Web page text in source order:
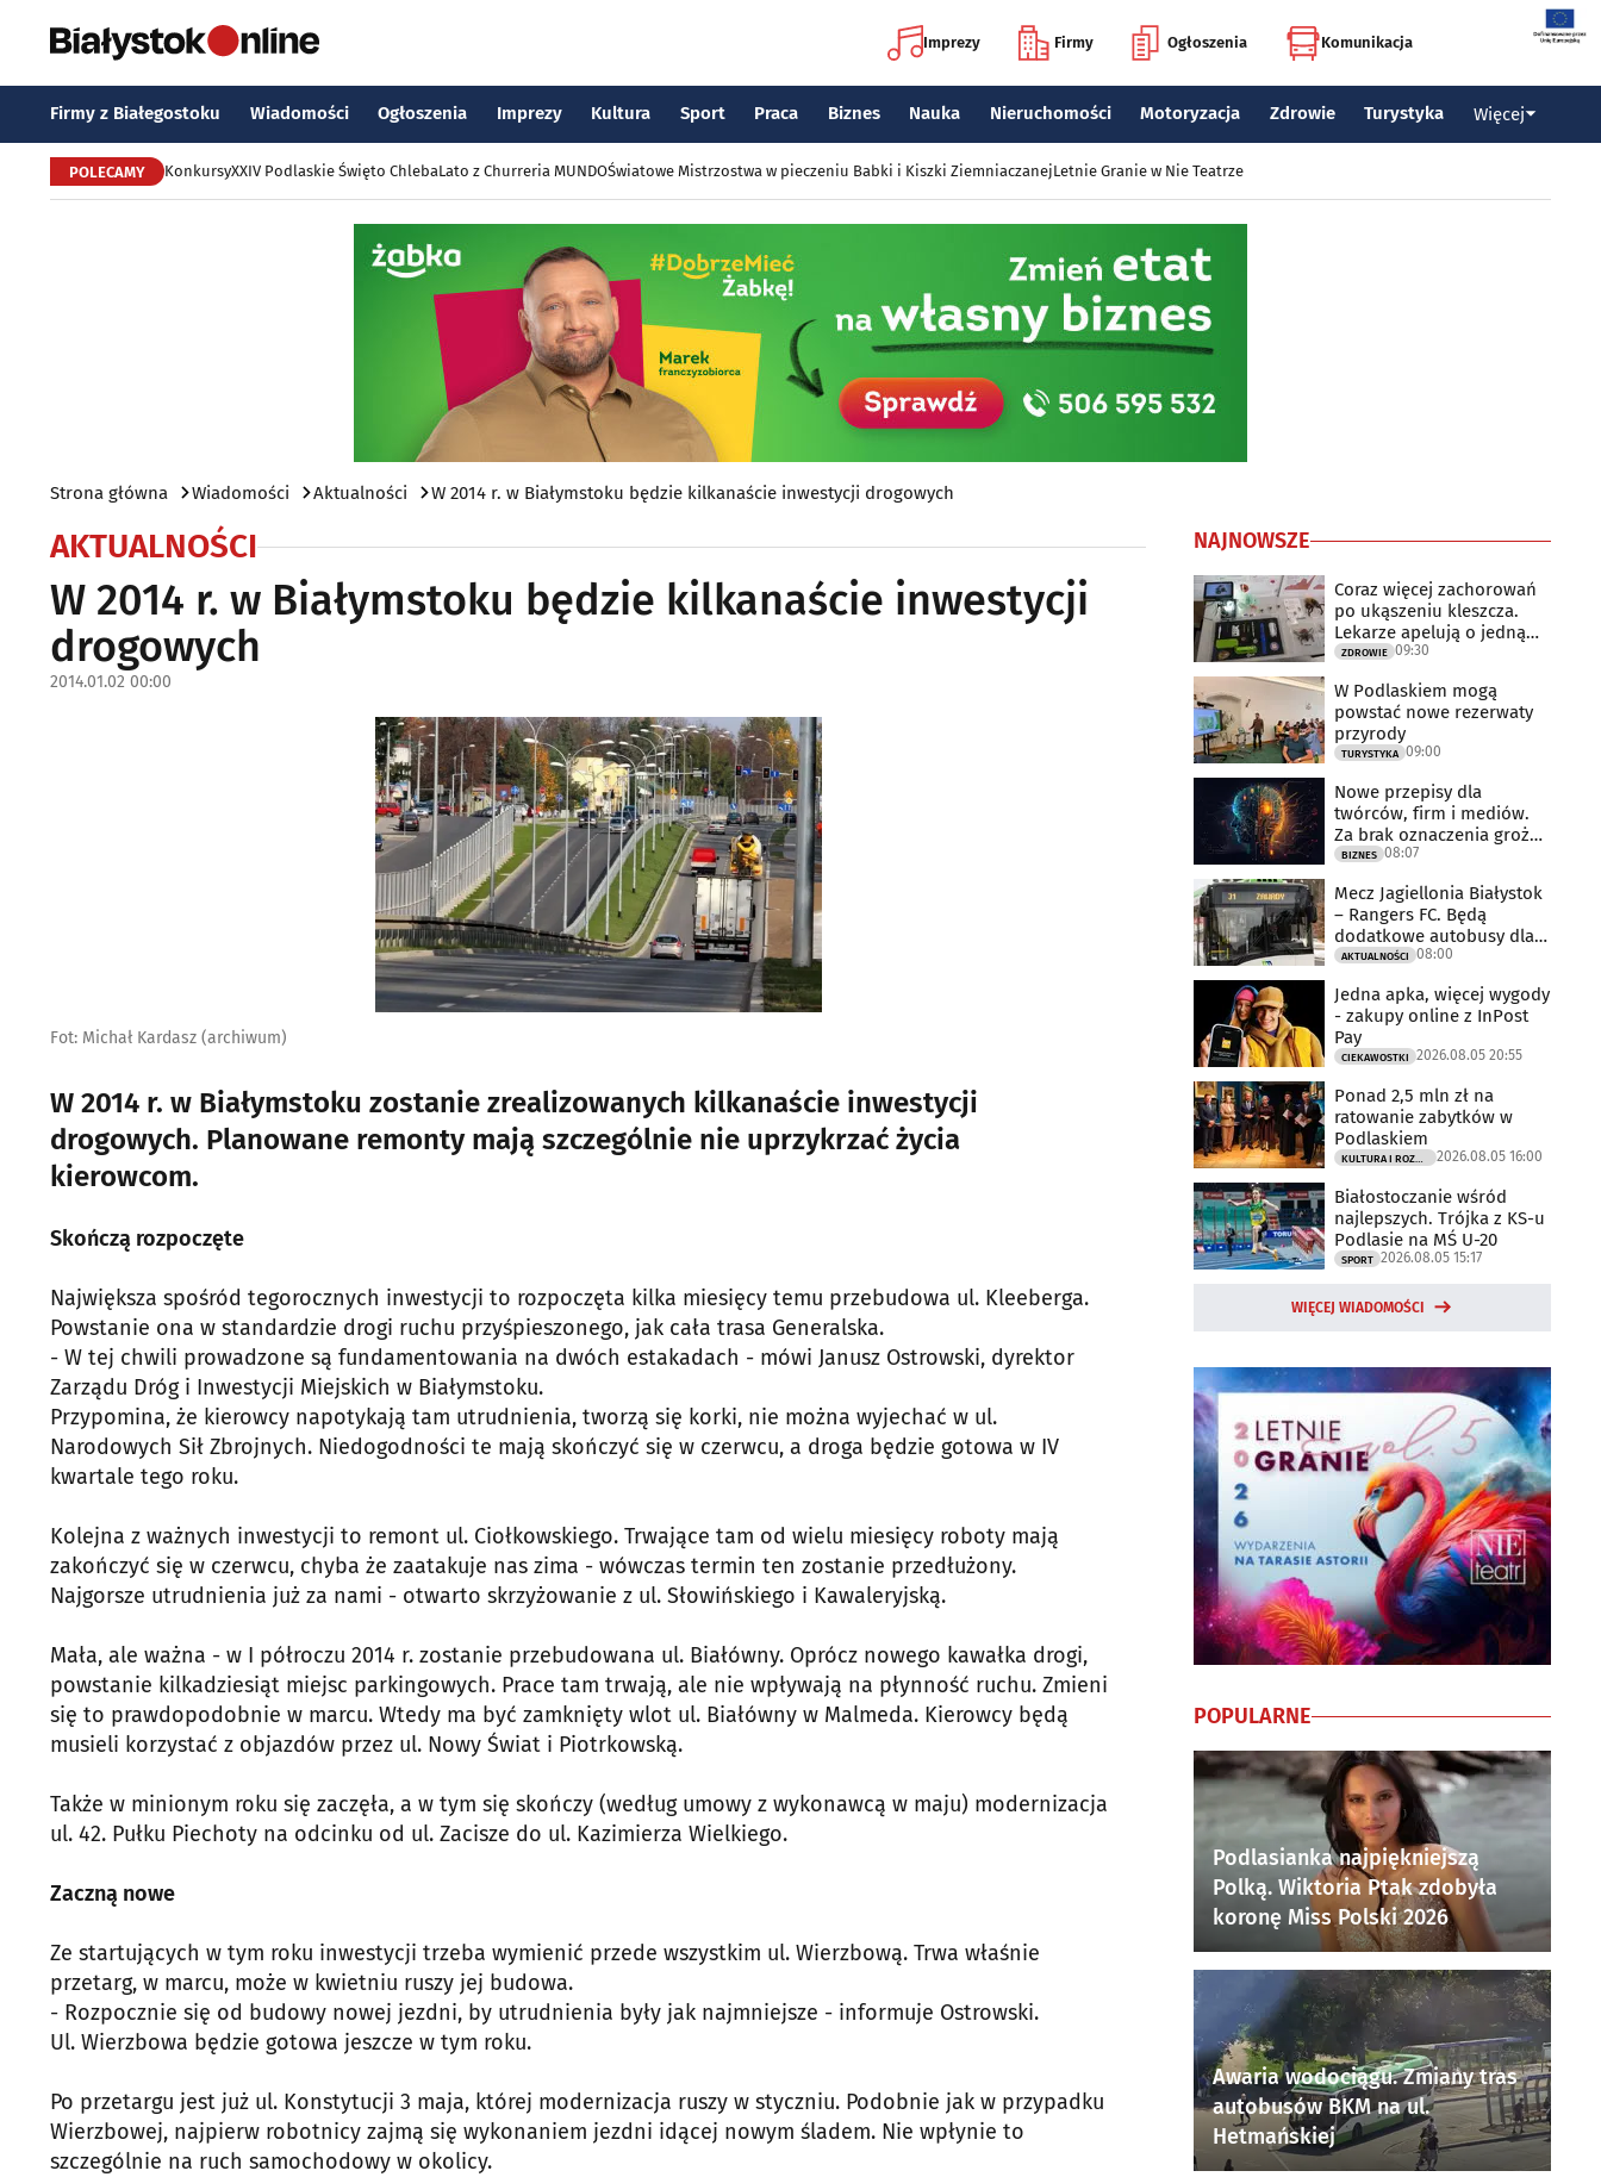
Imprezy Firmy Ogłoszenia Komunikacja
Firmy z Białegostoku Wiadomości Ogłoszenia Imprezy Kultura Sport Praca Biznes Nauka Nieruchomości Motoryzacja Zdrowie Turystyka Więcej
POLECAMY KonkursyXXIV Podlaskie Święto ChlebaLato z Churreria MUNDOŚwiatowe Mistrzostwa w pieczeniu Babki i Kiszki ZiemniaczanejLetnie Granie w Nie Teatrze
Strona główna Wiadomości Aktualności W 2014 r. w Białymstoku będzie kilkanaście inwestycji drogowych
AKTUALNOŚCI
W 2014 r. w Białymstoku będzie kilkanaście inwestycji
drogowych
2014.01.02 00:00
Fot: Michał Kardasz (archiwum)
W 2014 r. w Białymstoku zostanie zrealizowanych kilkanaście inwestycji
drogowych. Planowane remonty mają szczególnie nie uprzykrzać życia
kierowcom.
Skończą rozpoczęte
Największa spośród tegorocznych inwestycji to rozpoczęta kilka miesięcy temu przebudowa ul. Kleeberga.
Powstanie ona w standardzie drogi ruchu przyśpieszonego, jak cała trasa Generalska.
- W tej chwili prowadzone są fundamentowania na dwóch estakadach - mówi Janusz Ostrowski, dyrektor
Zarządu Dróg i Inwestycji Miejskich w Białymstoku.
Przypomina, że kierowcy napotykają tam utrudnienia, tworzą się korki, nie można wyjechać w ul.
Narodowych Sił Zbrojnych. Niedogodności te mają skończyć się w czerwcu, a droga będzie gotowa w IV
kwartale tego roku.
Kolejna z ważnych inwestycji to remont ul. Ciołkowskiego. Trwające tam od wielu miesięcy roboty mają
zakończyć się w czerwcu, chyba że zaatakuje nas zima - wówczas termin ten zostanie przedłużony.
Najgorsze utrudnienia już za nami - otwarto skrzyżowanie z ul. Słowińskiego i Kawaleryjską.
Mała, ale ważna - w I półroczu 2014 r. zostanie przebudowana ul. Białówny. Oprócz nowego kawałka drogi,
powstanie kilkadziesiąt miejsc parkingowych. Prace tam trwają, ale nie wpływają na płynność ruchu. Zmieni
się to prawdopodobnie w marcu. Wtedy ma być zamknięty wlot ul. Białówny w Malmeda. Kierowcy będą
musieli korzystać z objazdów przez ul. Nowy Świat i Piotrkowską.
Także w minionym roku się zaczęła, a w tym się skończy (według umowy z wykonawcą w maju) modernizacja
ul. 42. Pułku Piechoty na odcinku od ul. Zacisze do ul. Kazimierza Wielkiego.
Zaczną nowe
Ze startujących w tym roku inwestycji trzeba wymienić przede wszystkim ul. Wierzbową. Trwa właśnie
przetarg, w marcu, może w kwietniu ruszy jej budowa.
- Rozpocznie się od budowy nowej jezdni, by utrudnienia były jak najmniejsze - informuje Ostrowski.
Ul. Wierzbowa będzie gotowa jeszcze w tym roku.
Po przetargu jest już ul. Konstytucji 3 maja, której modernizacja ruszy w styczniu. Podobnie jak w przypadku
Wierzbowej, najpierw robotnicy zajmą się wykonaniem jezdni idącej nowym śladem. Nie wpłynie to
szczególnie na ruch samochodowy w okolicy.
NAJNOWSZE
Coraz więcej zachorowań
po ukąszeniu kleszcza.
Lekarze apelują o jedną
rzecz
ZDROWIE 09:30
W Podlaskiem mogą
powstać nowe rezerwaty
przyrody
TURYSTYKA 09:00
Nowe przepisy dla
twórców, firm i mediów.
Za brak oznaczenia grożą
milionowe
BIZNES 08:07
Mecz Jagiellonia Białystok
– Rangers FC. Będą
dodatkowe autobusy dla
kibiców
AKTUALNOŚCI 08:00
Jedna apka, więcej wygody
- zakupy online z InPost
Pay
CIEKAWOSTKI 2026.08.05 20:55
Ponad 2,5 mln zł na
ratowanie zabytków w
Podlaskiem
2026.08.05 16:00
Białostoczanie wśród
najlepszych. Trójka z KS-u
Podlasie na MŚ U-20
SPORT 2026.08.05 15:17
WIĘCEJ WIADOMOŚCI
POPULARNE
Podlasianka najpiękniejszą
Polką. Wiktoria Ptak zdobyła
koronę Miss Polski 2026
Awaria wodociągu. Zmiany tras
autobusów BKM na ul.
Hetmańskiej